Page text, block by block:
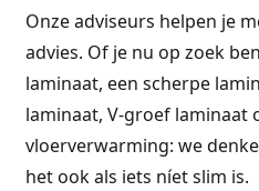
Onze adviseurs helpen je
advies. Of je nu op zoek
laminaat, een scherpe
laminaat, V-groef laminaat
vloerverwarming: we
het ook als iets níet slim is.